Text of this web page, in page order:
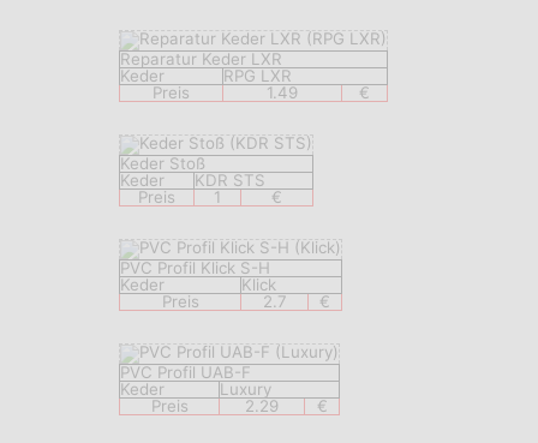
Reparatur Keder LXR
Keder
RPG LXR
Preis
1.49 €
Keder Stoß
Keder
KDR STS
Preis
1 €
PVC Profil Klick S-H
Keder
Klick
Preis
2.7 €
PVC Profil UAB-F
Keder
Luxury
Preis
2.29 €